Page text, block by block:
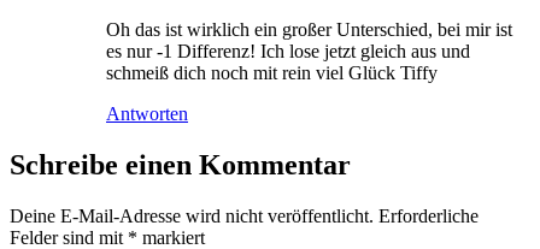
Oh das ist wirklich ein großer Unterschied, bei mir ist
es nur -1 Differenz! Ich lose jetzt gleich aus und
schmeiß dich noch mit rein viel Glück Tiffy
Antworten
Schreibe einen Kommentar
Deine E-Mail-Adresse wird nicht veröffentlicht. Erforderliche
Felder sind mit * markiert